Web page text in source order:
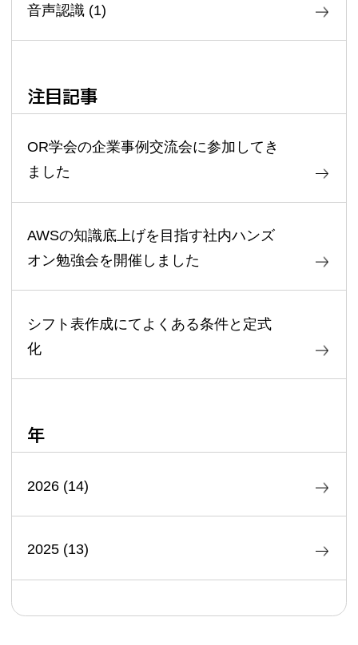
音声認識(1)
注目記事
OR学会の企業事例交流会に参加してき
ました
AWSの知識底上げを目指す社内ハンズ
オン勉強会を開催しました
シフト表作成にてよくある条件と定式
化
年
2026(14)
2025(13)